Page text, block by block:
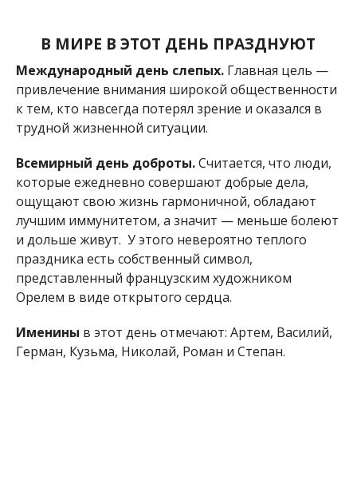
В МИРЕ В ЭТОТ ДЕНЬ ПРАЗДНУЮТ
Международный день слепых.Главная цель —
привлечение внимания широкой общественности
к тем, кто навсегда потерял зрение и оказался в
трудной жизненной ситуации.
Всемирный день доброты.Считается, что люди,
которые ежедневно совершают добрые дела,
ощущают свою жизнь гармоничной, обладают
лучшим иммунитетом, а значит — меньше болеют
и дольше живут. У этого невероятно теплого
праздника есть собственный символ,
представленный французским художником
Орелем в виде открытого сердца.
Именины в этот день отмечают: Артем, Василий,
Герман, Кузьма, Николай, Роман и Степан.